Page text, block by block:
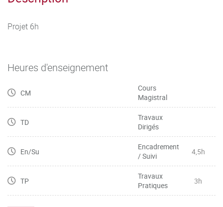
Projet 6h
Heures d'enseignement
CM
Cours
Magistral
TD
Travaux
Dirigés
En/Su
Encadrement
/ Suivi
4,5h
TP
Travaux
Pratiques
3h